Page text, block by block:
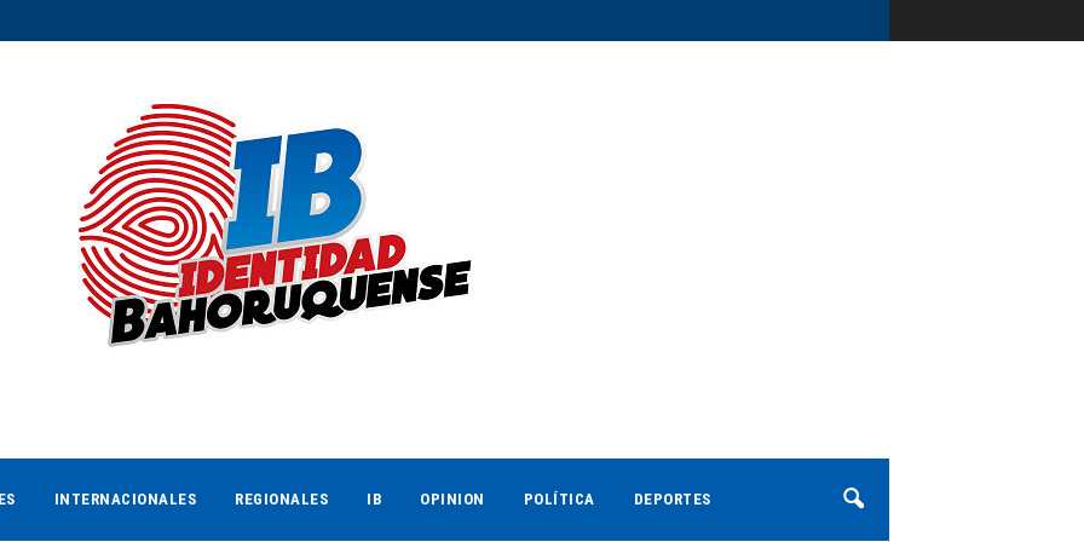
INTERNACIONALES REGIONALES IB OPINION POLÍTICA DEPORTES